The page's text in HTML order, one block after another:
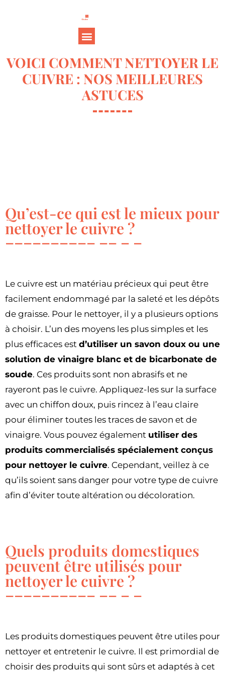
VOICI COMMENT NETTOYER LE
CUIVRE : NOS MEILLEURES
ASTUCES
Qu’est-ce qui est le mieux pour
nettoyer le cuivre ?
Le cuivre est un matériau précieux qui peut être
facilement endommagé par la saleté et les dépôts
de graisse. Pour le nettoyer, il y a plusieurs options
à choisir. L’un des moyens les plus simples et les
plus efficaces est d’utiliser un savon doux ou une
solution de vinaigre blanc et de bicarbonate de
soude. Ces produits sont non abrasifs et ne
rayeront pas le cuivre. Appliquez-les sur la surface
avec un chiffon doux, puis rincez à l’eau claire
pour éliminer toutes les traces de savon et de
vinaigre. Vous pouvez également utiliser des
produits commercialisés spécialement conçus
pour nettoyer le cuivre. Cependant, veillez à ce
qu’ils soient sans danger pour votre type de cuivre
afin d’éviter toute altération ou décoloration.
Quels produits domestiques
peuvent être utilisés pour
nettoyer le cuivre ?
Les produits domestiques peuvent être utiles pour
nettoyer et entretenir le cuivre. Il est primordial de
choisir des produits qui sont sûrs et adaptés à cet